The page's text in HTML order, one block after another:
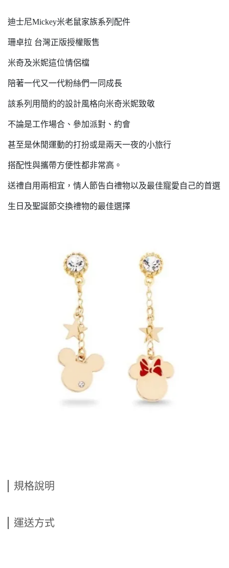
迪士尼Mickey米老鼠家族系列配件
珊卓拉 台灣正版授權販售
米奇及米妮這位情侶檔
陪著一代又一代粉絲們一同成長
該系列用簡約的設計風格向米奇米妮致敬
不論是工作場合、參加派對、約會
甚至是休閒運動的打扮或是兩天一夜的小旅行
搭配性與攜帶方便性都非常高。
送禮自用兩相宜，情人節告白禮物以及最佳寵愛自己的首選
生日及聖誕節交換禮物的最佳選擇
規格說明
運送方式